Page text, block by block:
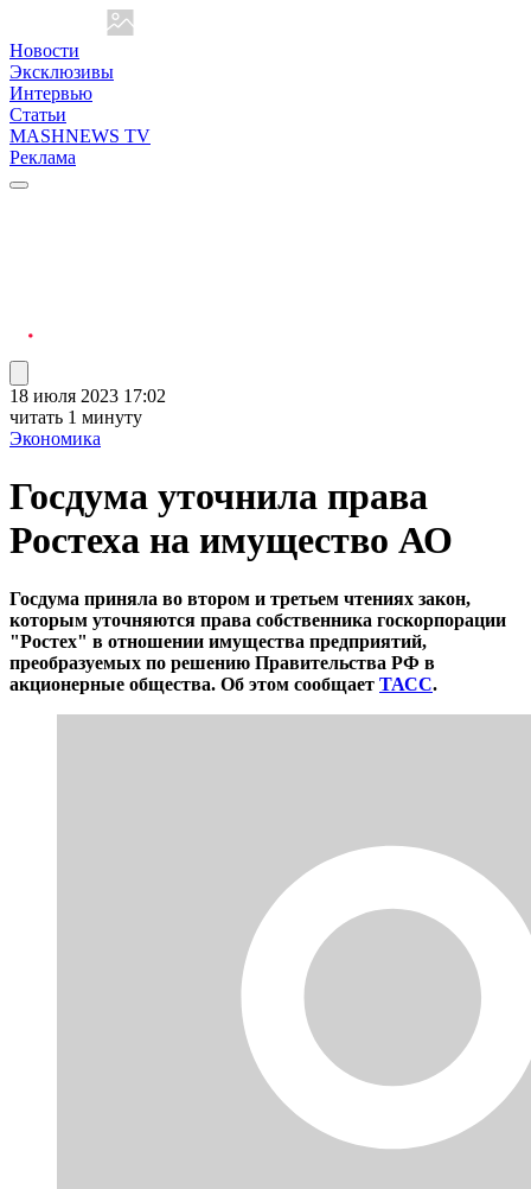
Новости
Эксклюзивы
Интервью
Статьи
MASHNEWS TV
Реклама
18 июля 2023 17:02
читать 1 минуту
Экономика
Госдума уточнила права
Ростеха на имущество АО
Госдума приняла во втором и третьем чтениях закон,
которым уточняются права собственника госкорпорации
"Ростех" в отношении имущества предприятий,
преобразуемых по решению Правительства РФ в
акционерные общества. Об этом сообщает ТАСС.